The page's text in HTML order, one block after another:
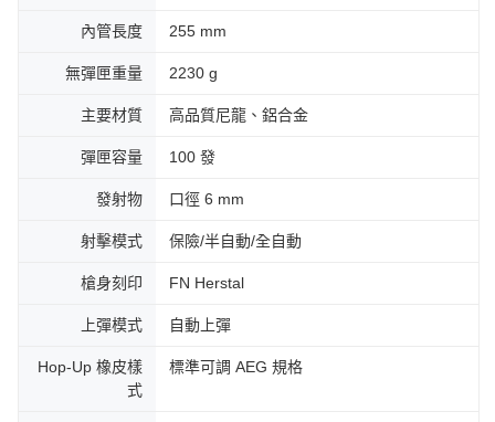
內管長度 255 mm
無彈匣重量 2230 g
主要材質 高品質尼龍、鋁合金
彈匣容量 100 發
發射物 口徑 6 mm
射擊模式 保險/半自動/全自動
槍身刻印 FN Herstal
上彈模式 自動上彈
Hop-Up 橡皮樣
式
標準可調 AEG 規格